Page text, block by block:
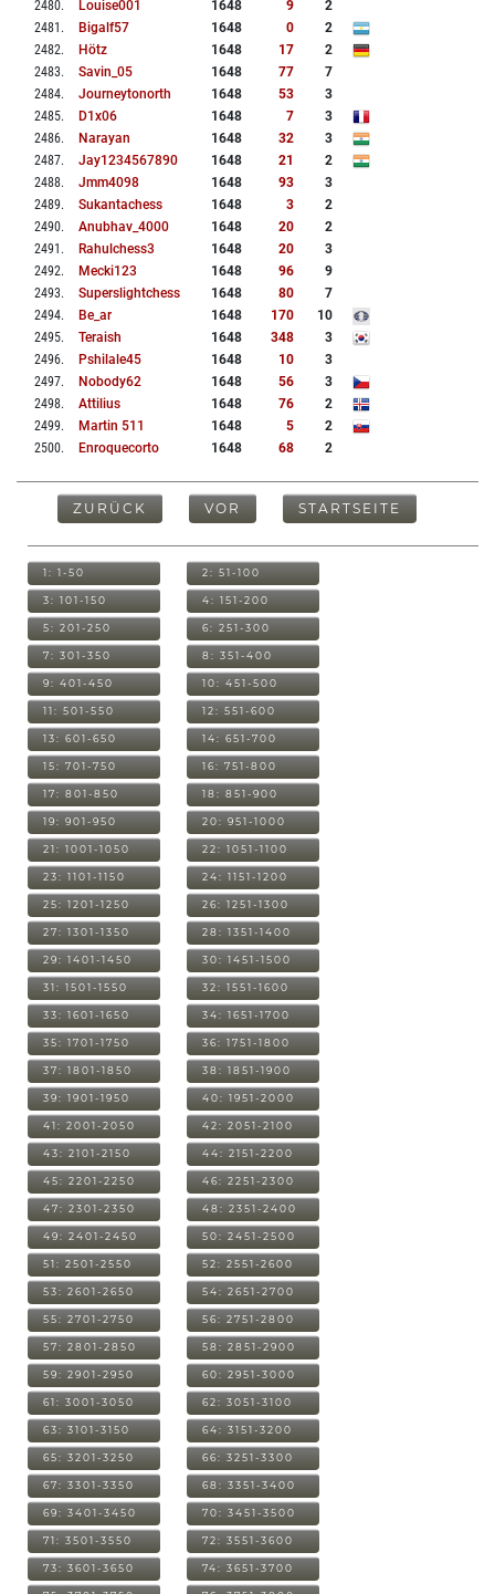
2480. Louise001 1648 9
2
2481 . Bigalf57 1648 0
2
2482. Hötz 1648 17
2
2483. Savin_05 1648 77
7
2484. Journeytonorth 1648 53
3
2485. D1x06 1648 7
3
2486. Narayan 1648 32
3
2487. Jay1234567890 1648 21
2
2488. Jmm4098 1648 93
3
2489. Sukantachess 1648 3
2
2490. Anubhav_4000 1648 20
2
2491 . Rahulchess3 1648 20
3
2492. Mecki123 1648 96
9
2493. Superslightchess 1648 80
7
2494. Be_ar 1648 170
10
2495. Teraish 1648 348
3
2496. Pshilale45 1648 10
3
2497. Nobody62 1648 56
3
2498. Attilius 1648 76
2
2499. Martin 511 1648 5
2
2500. Enroquecorto 1648 68 2
ZURÜCK VOR STARTSEITE
1: 1-50 2: 51-100
3: 101-150 4: 151-200
5: 201-250 6: 251-300
7: 301-350 8: 351-400
9: 401-450 10: 451-500
11: 501-550 12: 551-600
13: 601-650 14: 651-700
15: 701-750 16: 751-800
17: 801-850 18: 851-900
19: 901-950 20: 951-1000
21: 1001-1050 22: 1051-1100
23: 1101-1150 24: 1151-1200
25: 1201-1250 26: 1251-1300
27: 1301-1350 28: 1351-1400
29: 1401-1450 30: 1451-1500
31: 1501-1550 32: 1551-1600
33: 1601-1650 34: 1651-1700
35: 1701-1750 36: 1751-1800
37: 1801-1850 38: 1851-1900
39: 1901-1950 40: 1951-2000
41: 2001-2050 42: 2051-2100
43: 2101-2150 44: 2151-2200
45: 2201-2250 46: 2251-2300
47: 2301-2350 48: 2351-2400
49: 2401-2450 50: 2451-2500
51: 2501-2550 52: 2551-2600
53: 2601-2650 54: 2651-2700
55: 2701-2750 56: 2751-2800
57: 2801-2850 58: 2851-2900
59: 2901-2950 60: 2951-3000
61: 3001-3050 62: 3051-3100
63: 3101-3150 64: 3151-3200
65: 3201-3250 66: 3251-3300
67: 3301-3350 68: 3351-3400
69: 3401-3450 70: 3451-3500
71: 3501-3550 72: 3551-3600
73: 3601-3650 74: 3651-3700